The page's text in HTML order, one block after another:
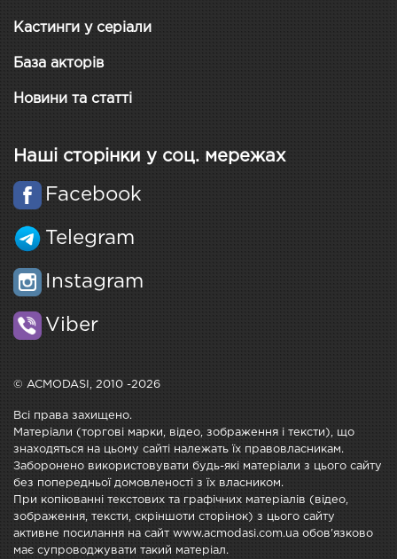
Кастинги у серіали
База акторів
Новини та статті
Наші сторінки у соц. мережах
Facebook
Telegram
Instagram
Viber
© ACMODASI, 2010 -2026
Всі права захищено.
Матеріали (торгові марки, відео, зображення і тексти), що
знаходяться на цьому сайті належать їх правовласникам.
Заборонено використовувати будь-які матеріали з цього сайту
без попередньої домовленості з їх власником.
При копіюванні текстових та графічних матеріалів (відео,
зображення, тексти, скріншоти сторінок) з цього сайту
активне посилання на сайт www.acmodasi.com.ua обов'язково
має супроводжувати такий матеріал.